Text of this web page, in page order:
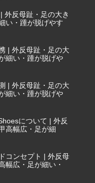
外反母趾・足の大き
い・踵が脱げやす
| 外反母趾・足の大
細い・踵が脱げや
| 外反母趾・足の大
細い・踵が脱げや
について | 外反
高幅広・足が細
コンセプト | 外反母
幅広・足が細い・